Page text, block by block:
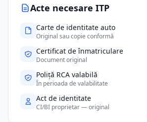
Acte necesare ITP
Carte de identitate auto
Original sau copie conformă
Certificat de înmatriculare
Document original
Poliță RCA valabilă
În perioada de valabilitate
Act de identitate
CI/BI proprietar — original